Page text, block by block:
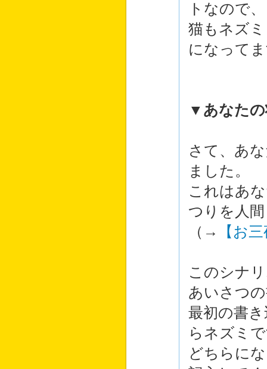
トなので、
猫もネズ
になって
▼あなた
さて、あ
ました。
これはあ
つりを人
（→
【お
このシナ
あいさつ
最初の書
らネズミ
どちらに